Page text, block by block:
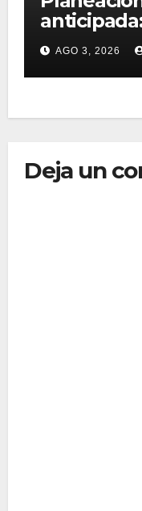
optimizar
rumbo a
AGO 3, 2026
Deja un